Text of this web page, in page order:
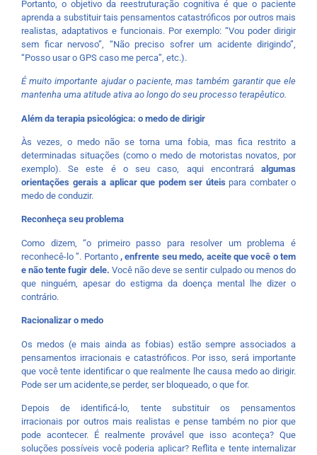
Portanto, o objetivo da reestruturação cognitiva é que o paciente
aprenda a substituir tais pensamentos catastróficos por outros mais
realistas, adaptativos e funcionais. Por exemplo: “Vou poder dirigir
sem ficar nervoso”, “Não preciso sofrer um acidente dirigindo”,
“Posso usar o GPS caso me perca”, etc.).
É muito importante ajudar o paciente, mas também garantir que ele
mantenha uma atitude ativa ao longo do seu processo terapêutico.
Além da terapia psicológica: o medo de dirigir
Às vezes, o medo não se torna uma fobia, mas fica restrito a
determinadas situações (como o medo de motoristas novatos, por
exemplo). Se este é o seu caso, aqui encontrará algumas
orientações gerais a aplicar que podem ser úteis para combater o
medo de conduzir.
Reconheça seu problema
Como dizem, “o primeiro passo para resolver um problema é
reconhecê-lo ”. Portanto , enfrente seu medo, aceite que você o tem
e não tente fugir dele. Você não deve se sentir culpado ou menos do
que ninguém, apesar do estigma da doença mental lhe dizer o
contrário.
Racionalizar o medo
Os medos (e mais ainda as fobias) estão sempre associados a
pensamentos irracionais e catastróficos. Por isso, será importante
que você tente identificar o que realmente lhe causa medo ao dirigir.
Pode ser um acidente,se perder, ser bloqueado, o que for.
Depois de identificá-lo, tente substituir os pensamentos
irracionais por outros mais realistas e pense também no pior que
pode acontecer. É realmente provável que isso aconteça? Que
soluções possíveis você poderia aplicar? Reflita e tente internalizar